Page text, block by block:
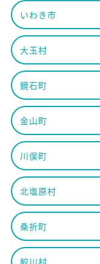
いわき市
大玉村
鏡石町
金山町
川俣町
北塩原村
桑折町